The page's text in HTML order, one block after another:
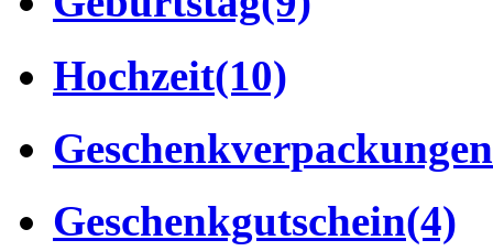
Hochzeit(10)
Geschenkverpackungen
Geschenkgutschein(4)